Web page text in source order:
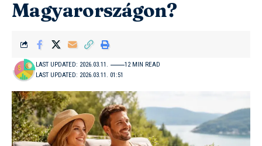
Magyarországon?
LAST UPDATED: 2026.03.11. 01:51
LAST UPDATED: 2026.03.11. 12 MIN READ